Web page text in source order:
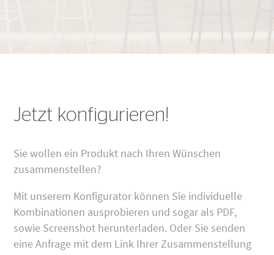
Jetzt konfigurieren!
Sie wollen ein Produkt nach Ihren Wünschen
zusammenstellen?
Mit unserem Konfigurator können Sie individuelle
Kombinationen ausprobieren und sogar als PDF,
sowie Screenshot herunterladen. Oder Sie senden
eine Anfrage mit dem Link Ihrer Zusammenstellung